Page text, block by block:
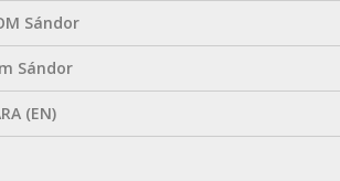
Sándor
Sándor
(EN)